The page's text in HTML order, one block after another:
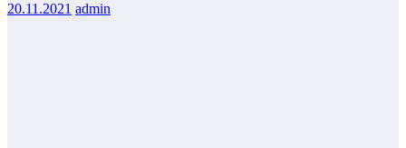
20.11.2021 admin